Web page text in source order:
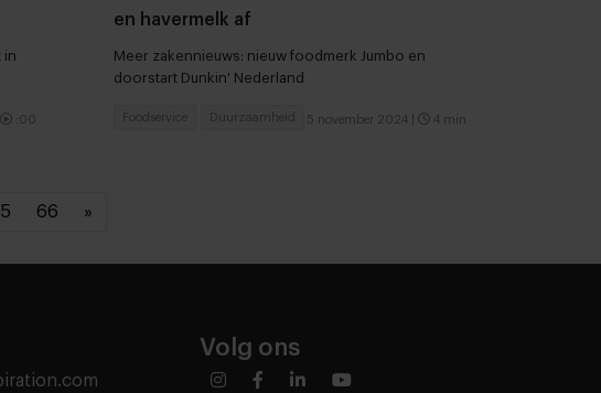
in
:00
en havermelk af
Meer zakennieuws: nieuw foodmerk Jumbo en
doorstart Dunkin' Nederland
5 november 2024 4 min
Foodservice Duurzaamheid
66 »
Volg ons